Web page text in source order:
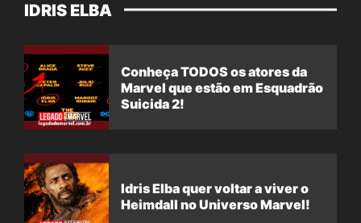
IDRIS ELBA
Conheça TODOS os atores da
Marvel que estão em Esquadrão
Suicida 2!
Idris Elba quer voltar a viver o
Heimdall no Universo Marvel!